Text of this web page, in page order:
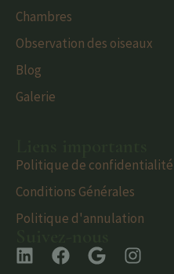
Chambres
Observation des oiseaux
Blog
Galerie
Politique de confidentialité
Conditions Générales
Politique d'annulation